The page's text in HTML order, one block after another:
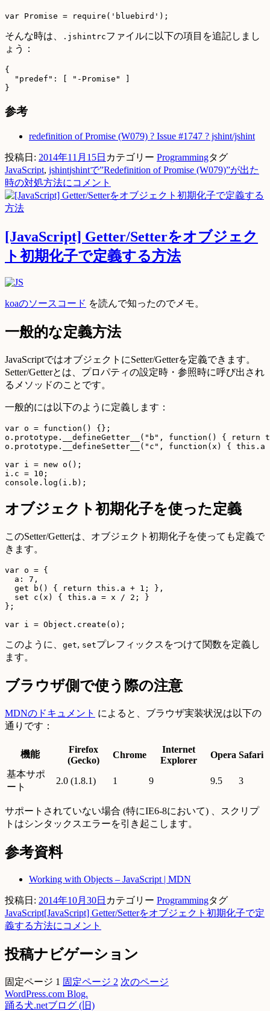
そんな時は、 .jshintrcファイルに以下の項目を追記しまし
ょう：
{
  "predef": [ "-Promise" ]
参考
redefinition of Promise (W079) ? Issue #1747 ? jshint/jshint
投稿日: 2014年11月15日 カテゴリー Programmingタグ
JavaScript, jshintjshintで”Redefinition of Promise (W079)”が出た
時の対処方法に コメント
[JavaScript] Getter/Setterをオブジェク
ト初期化子で定義する方法
koaのソースコード を読んで知ったのでメモ。
一般的な定義方法
JavaScriptではオブジェクトにSetter/Getterを定義できます。
Setter/Getterとは、プロパティの設定時・参照時に呼び出され
るメソッドのことです。
一般的には以下のように定義します：
var o = function() {};
o.prototype.__defineGetter__("b", function() {
o.prototype.__defineSetter__("c", function(x) {
var i = new o();
i.c = 10;
オブジェクト初期化子を使った定義
このSetter/Getterは、オブジェクト初期化子を使っても定義で
きます。
var o = {
  a: 7,
  get b() { return this.a + 1; },
  set c(x) { this.a = x / 2; }
};
このように、 get, setプレフィックスをつけて関数を定義し
ます。
ブラウザ側で使う際の注意
MDNのドキュメント によると、ブラウザ実装状況は以下の
通りです：
機能
Firefox
(Gecko)
Chrome
Internet
Explorer
Opera Safari
基本サポ
ート
2.0 (1.8.1) 1 9 9.5 3
サポートされていない場合 (特にIE6-8において) 、スクリプ
トはシンタックスエラーを引き起こします。
参考資料
Working with Objects – JavaScript | MDN
投稿日: 2014年10月30日 カテゴリー Programmingタグ
JavaScript[JavaScript] Getter/Setterをオブジェクト初期化子で定
義する方法に コメント
投稿ナビゲーション
固定ページ 1 固定ページ 2 次のページ
WordPress.com Blog.
踊る犬.netブログ (旧)